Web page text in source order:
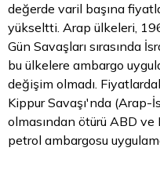
değerde varil başına
yükseltti. Arap ülkeleri,
Gün Savaşları sırasında
bu ülkelere ambargo
değişim olmadı.
Kippur Savaşı'nda (Arap-
olmasından ötürü ABD
petrol ambargosu